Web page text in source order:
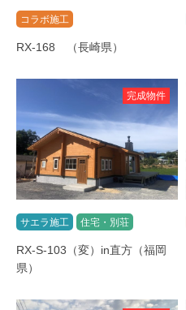
コラボ施工
RX-168 （長崎県）
完成物件
サエラ施工 住宅・別荘
RX-S-103（変）in直方（福岡
県）